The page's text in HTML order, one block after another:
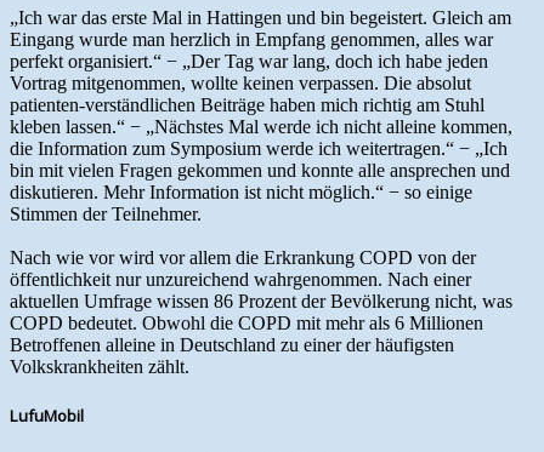
„Ich war das erste Mal in Hattingen und bin begeistert. Gleich am
Eingang wurde man herzlich in Empfang genommen, alles war
perfekt organisiert.“ − „Der Tag war lang, doch ich habe jeden
Vortrag mitgenommen, wollte keinen verpassen. Die absolut
patienten-verständlichen Beiträge haben mich richtig am Stuhl
kleben lassen.“ − „Nächstes Mal werde ich nicht alleine kommen,
die Information zum Symposium werde ich weitertragen.“ − „Ich
bin mit vielen Fragen gekommen und konnte alle ansprechen und
diskutieren. Mehr Information ist nicht möglich.“ − so einige
Stimmen der Teilnehmer.
Nach wie vor wird vor allem die Erkrankung COPD von der
öffentlichkeit nur unzureichend wahrgenommen. Nach einer
aktuellen Umfrage wissen 86 Prozent der Bevölkerung nicht, was
COPD bedeutet. Obwohl die COPD mit mehr als 6 Millionen
Betroffenen alleine in Deutschland zu einer der häufigsten
Volkskrankheiten zählt.
LufuMobil